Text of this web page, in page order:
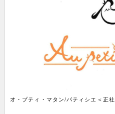
オ・プティ・マタン/パティシエ＜正社